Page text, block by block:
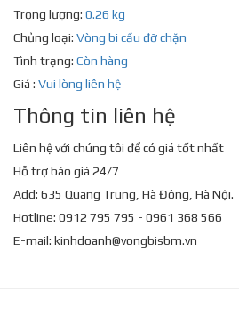
Trọng lượng: 0.26 kg
Chủng loại: Vòng bi cầu đỡ chặn
Tình trạng: Còn hàng
Giá : Vui lòng liên hệ
Thông tin liên hệ
Liên hệ với chúng tôi để có giá tốt nhất
Hỗ trợ báo giá 24/7
Add: 635 Quang Trung, Hà Đông, Hà Nội.
Hotline: 0912 795 795 - 0961 368 566
E-mail: kinhdoanh@vongbisbm.vn